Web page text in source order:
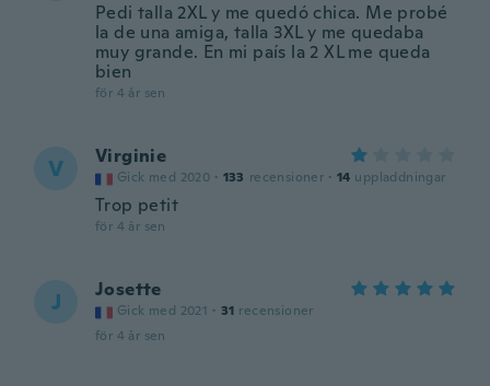
Pedi talla 2XL y me quedó chica. Me probé
la de una amiga, talla 3XL y me quedaba
muy grande. En mi país la 2 XL me queda
bien
för 4 år sen
V Virginie
Gick med 2020 · 133 recensioner · 14 uppladdningar
Trop petit
för 4 år sen
J Josette
Gick med 2021 · 31 recensioner
för 4 år sen